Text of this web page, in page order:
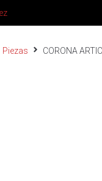
Piezas CORONA